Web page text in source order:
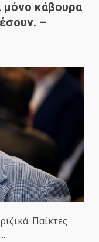
μόνο κάβουρα
–
Παίκτες